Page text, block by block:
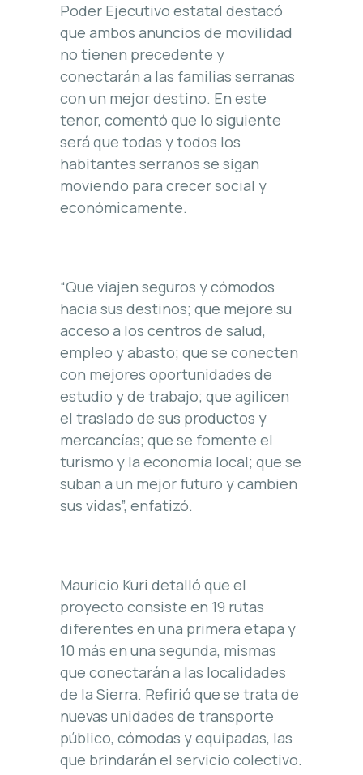
Poder Ejecutivo estatal destacó
que ambos anuncios de movilidad
no tienen precedente y
conectarán a las familias serranas
con un mejor destino. En este
tenor, comentó que lo siguiente
será que todas y todos los
habitantes serranos se sigan
moviendo para crecer social y
económicamente.
“Que viajen seguros y cómodos
hacia sus destinos; que mejore su
acceso a los centros de salud,
empleo y abasto; que se conecten
con mejores oportunidades de
estudio y de trabajo; que agilicen
el traslado de sus productos y
mercancías; que se fomente el
turismo y la economía local; que se
suban a un mejor futuro y cambien
sus vidas”, enfatizó.
Mauricio Kuri detalló que el
proyecto consiste en 19 rutas
diferentes en una primera etapa y
10 más en una segunda, mismas
que conectarán a las localidades
de la Sierra. Refirió que se trata de
nuevas unidades de transporte
público, cómodas y equipadas, las
que brindarán el servicio colectivo.